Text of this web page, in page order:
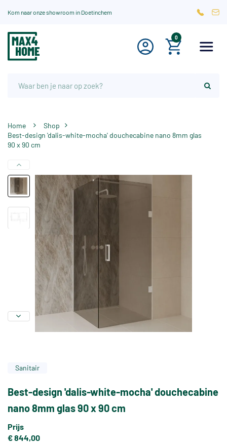
Kom naar onze showroom in Doetinchem
0
Home
Shop
Best-design 'dalis-white-mocha' douchecabine nano 8mm glas
90 x 90 cm
Sanitair
Best-design 'dalis-white-mocha' douchecabine
nano 8mm glas 90 x 90 cm
Prijs
€ 844,00